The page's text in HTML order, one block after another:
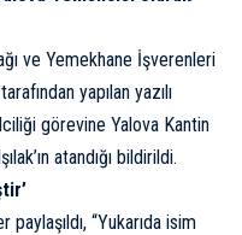
ve Yemekhane İşverenleri
yapılan yazılı
görevine Yalova Kantin
atandığı bildirildi.
paylaşıldı, “Yukarıda isim